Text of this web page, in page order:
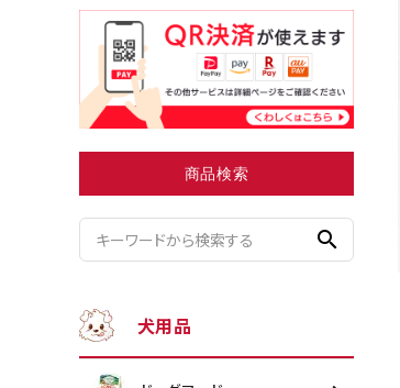
小型犬にオススメ
商品検索
search
犬用品